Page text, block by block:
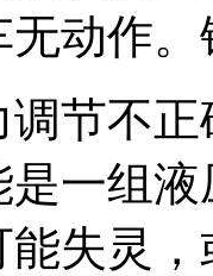
动作
节不
是一组
失灵